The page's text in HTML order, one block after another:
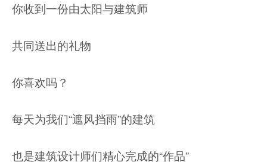
你收到一份由太阳与建筑师
共同送出的礼物
你喜欢吗？
每天为我们“遮风挡雨”的建筑
也是建筑设计师们精心完成的“作品”